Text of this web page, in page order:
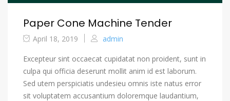
Paper Cone Machine Tender
April 18, 2019 admin
Excepteur sint occaecat cupidatat non proident, sunt in
culpa qui officia deserunt mollit anim id est laborum.
Sed utem perspiciatis undesieu omnis iste natus error
sit voluptatem accusantium doloremque laudantium,